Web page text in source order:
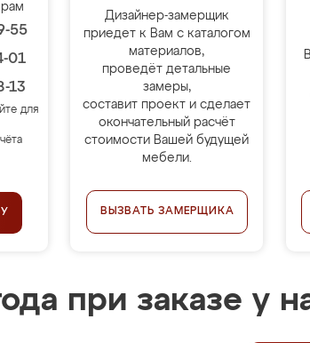
55
01
13
для
Дизайнер-замерщик
приедет к Вам с каталогом
материалов,
проведёт детальные
замеры,
составит проект и сделает
окончательный расчёт
стоимости Вашей будущей
мебели.
ВЫЗВАТЬ ЗАМЕРЩИКА
при заказе у